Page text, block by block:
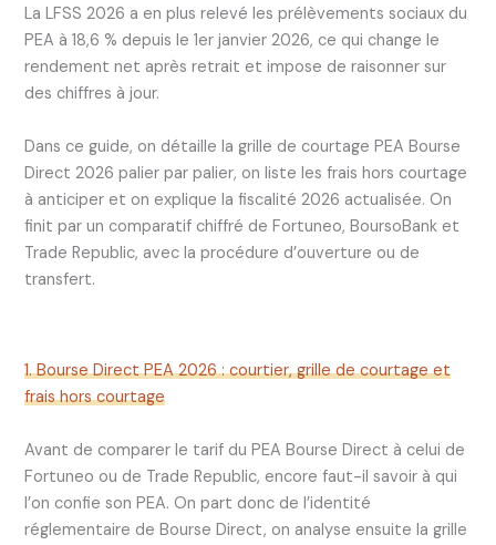
La LFSS 2026 a en plus relevé les prélèvements sociaux du
PEA à 18,6 % depuis le 1er janvier 2026, ce qui change le
rendement net après retrait et impose de raisonner sur
des chiffres à jour.
Dans ce guide, on détaille la grille de courtage PEA Bourse
Direct 2026 palier par palier, on liste les frais hors courtage
à anticiper et on explique la fiscalité 2026 actualisée. On
finit par un comparatif chiffré de Fortuneo, BoursoBank et
Trade Republic, avec la procédure d’ouverture ou de
transfert.
1. Bourse Direct PEA 2026 : courtier, grille de courtage et
frais hors courtage
Avant de comparer le tarif du PEA Bourse Direct à celui de
Fortuneo ou de Trade Republic, encore faut-il savoir à qui
l’on confie son PEA. On part donc de l’identité
réglementaire de Bourse Direct, on analyse ensuite la grille